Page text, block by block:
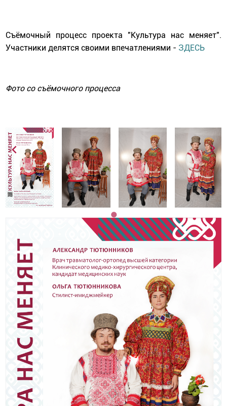
Съёмочный процесс проекта "Культура нас меняет".
Участники делятся своими впечатлениями - ЗДЕСЬ
Фото со съёмочного процесса